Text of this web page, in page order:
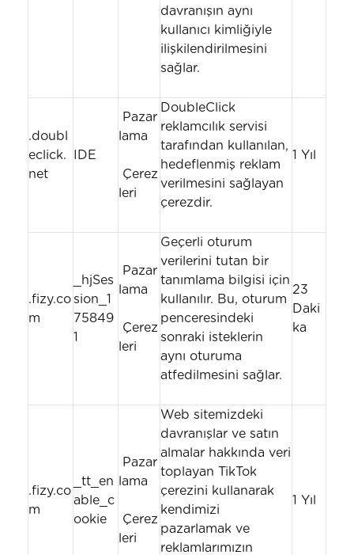
davranışın aynı
kullanıcı kimliğiyle
ilişkilendirilmesini
sağlar.
.doubl
eclick.
net
IDE
Pazar
lama
Çerez
leri
DoubleClick
reklamcılık servisi
tarafından kullanılan,
hedeflenmiş reklam
verilmesini sağlayan
çerezdir.
1 Yıl
.fizy.co
m
_hjSes
sion_1
75849
1
Pazar
lama
Çerez
leri
Geçerli oturum
verilerini tutan bir
tanımlama bilgisi için
kullanılır. Bu, oturum
penceresindeki
sonraki isteklerin
aynı oturuma
atfedilmesini sağlar.
23
Daki
ka
.fizy.co
m
_tt_en
able_c
ookie
Pazar
lama
Çerez
leri
Web sitemizdeki
davranışlar ve satın
almalar hakkında veri
toplayan TikTok
çerezini kullanarak
kendimizi
pazarlamak ve
reklamlarımızın
1 Yıl